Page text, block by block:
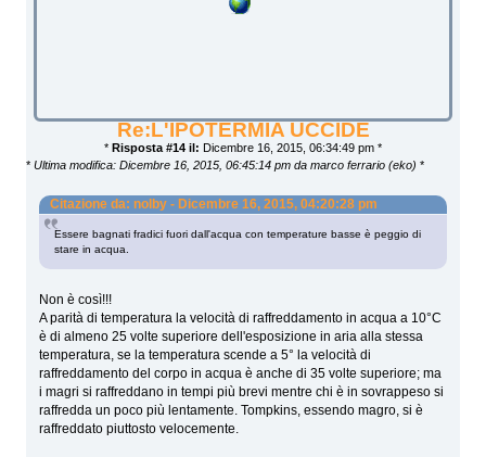
Re:L'IPOTERMIA UCCIDE
* Risposta #14 il: Dicembre 16, 2015, 06:34:49 pm *
* Ultima modifica: Dicembre 16, 2015, 06:45:14 pm da marco ferrario (eko) *
Citazione da: nolby - Dicembre 16, 2015, 04:20:28 pm
Essere bagnati fradici fuori dall'acqua con temperature basse è peggio di
stare in acqua.
Non è così!!!
A parità di temperatura la velocità di raffreddamento in acqua a 10°C
è di almeno 25 volte superiore dell'esposizione in aria alla stessa
temperatura, se la temperatura scende a 5° la velocità di
raffreddamento del corpo in acqua è anche di 35 volte superiore; ma
i magri si raffreddano in tempi più brevi mentre chi è in sovrappeso si
raffredda un poco più lentamente. Tompkins, essendo magro, si è
raffreddato piuttosto velocemente.